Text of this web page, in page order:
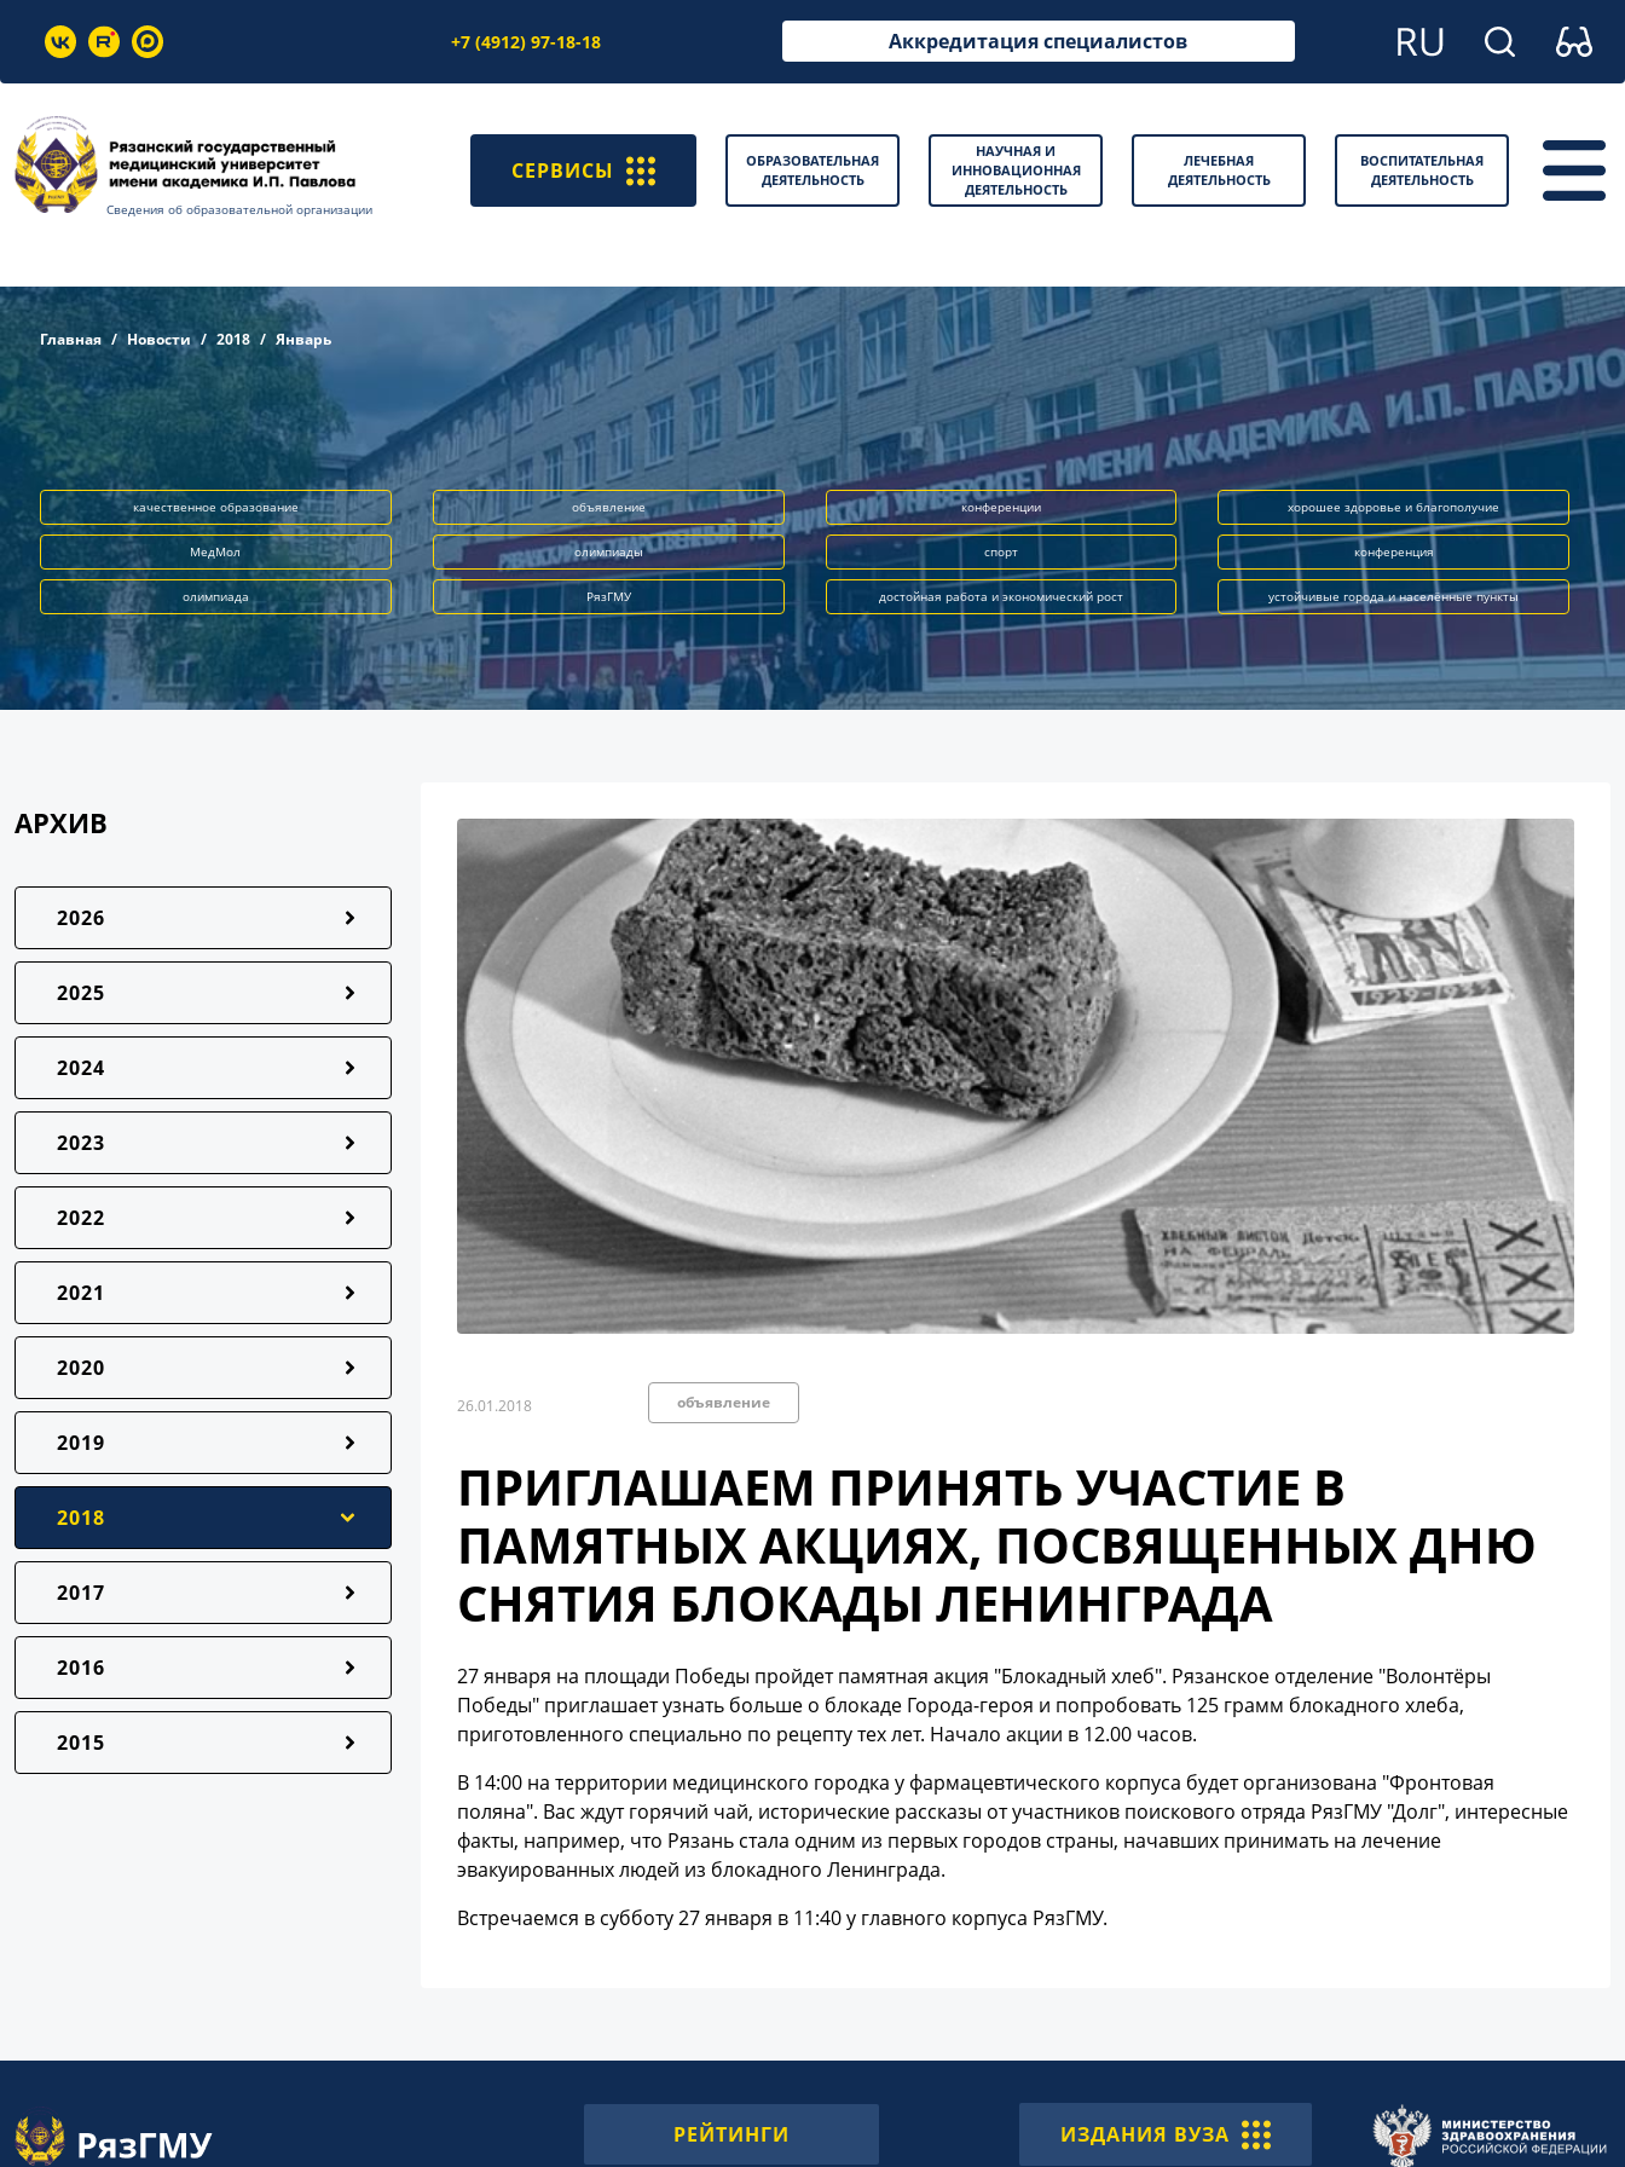
+7 (4912) 97-18-18 Аккредитация специалистов
Сведения об образовательной организации
СЕРВИСЫ
ОБРАЗОВАТЕЛЬНАЯ
ДЕЯТЕЛЬНОСТЬ
НАУЧНАЯ И
ИННОВАЦИОННАЯ
ДЕЯТЕЛЬНОСТЬ
ЛЕЧЕБНАЯ
ДЕЯТЕЛЬНОСТЬ
ВОСПИТАТЕЛЬНАЯ
ДЕЯТЕЛЬНОСТЬ
Главная Новости 2018 Январь
качественное образование объявление конференции хорошее здоровье и благополучие
МедМол олимпиады спорт конференция
олимпиада РязГМУ достойная работа и экономический рост устойчивые города и населённые пункты
АРХИВ
2026
2025
2024
2023
2022
2021
2020
2019
2018
2017
2016
2015
26.01.2018 объявление
ПРИГЛАШАЕМ ПРИНЯТЬ УЧАСТИЕ В
ПАМЯТНЫХ АКЦИЯХ, ПОСВЯЩЕННЫХ ДНЮ
СНЯТИЯ БЛОКАДЫ ЛЕНИНГРАДА
27 января на площади Победы пройдет памятная акция "Блокадный хлеб". Рязанское отделение "Волонтёры
Победы" приглашает узнать больше о блокаде Города-героя и попробовать 125 грамм блокадного хлеба,
приготовленного специально по рецепту тех лет. Начало акции в 12.00 часов.
В 14:00 на территории медицинского городка у фармацевтического корпуса будет организована "Фронтовая
поляна". Вас ждут горячий чай, исторические рассказы от участников поискового отряда РязГМУ "Долг", интересные
факты, например, что Рязань стала одним из первых городов страны, начавших принимать на лечение
эвакуированных людей из блокадного Ленинграда.
Встречаемся в субботу 27 января в 11:40 у главного корпуса РязГМУ.
РЕЙТИНГИ ИЗДАНИЯ ВУЗА